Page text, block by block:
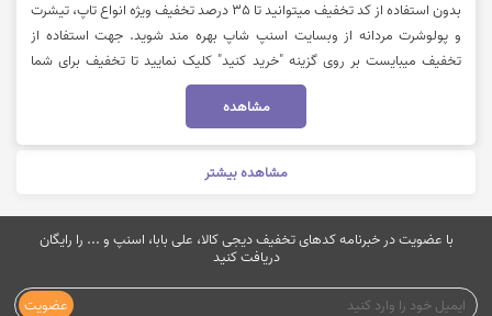
بدون استفاده از کد تخفیف میتوانید تا 35 درصد تخفیف ویژه انواع تاپ، تیشرت
و پولوشرت مردانه از وبسایت اسنپ شاپ بهره مند شوید. جهت استفاده از
تخفیف میبایست بر روی گزینه "خرید کنید" کلیک نمایید تا تخفیف برای شما
مشاهده
مشاهده بیشتر
با عضویت در خبرنامه کدهای تخفیف دیجی کالا، علی بابا، اسنپ و ... را رایگان
دریافت کنید
عضویت